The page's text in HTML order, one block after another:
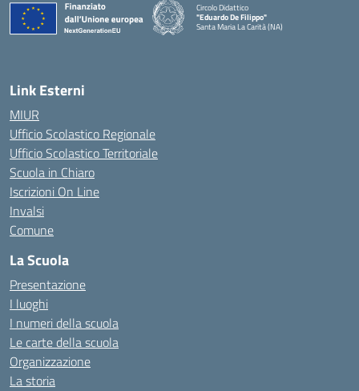
Circolo Didattico
"Eduardo De Filippo"
Santa Maria La Carità (NA)
Link Esterni
MIUR
Ufficio Scolastico Regionale
Ufficio Scolastico Territoriale
Scuola in Chiaro
Iscrizioni On Line
Invalsi
Comune
La Scuola
Presentazione
I luoghi
I numeri della scuola
Le carte della scuola
Organizzazione
La storia